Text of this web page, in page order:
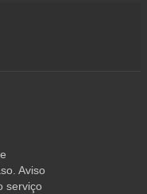
Aviso
serviço